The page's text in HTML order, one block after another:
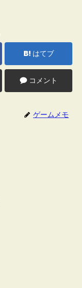
はてブ
コメント
ゲームメモ